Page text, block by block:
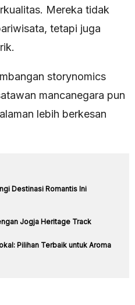
Mereka tidak
tetapi juga
storynomics
mancanegara pun
lebih berkesan
Destinasi Romantis Ini
Jogja Heritage Track
Pilihan Terbaik untuk Aroma